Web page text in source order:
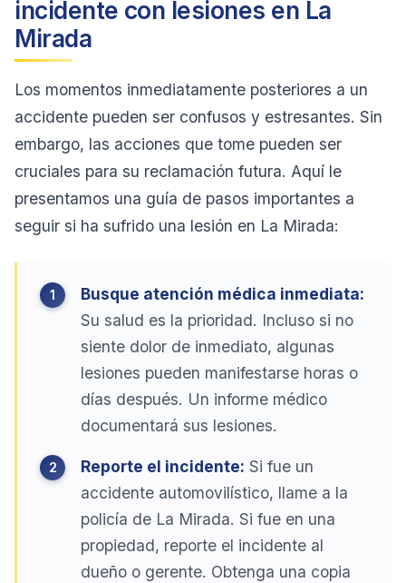
incidente con lesiones en La
Mirada
Los momentos inmediatamente posteriores a un
accidente pueden ser confusos y estresantes. Sin
embargo, las acciones que tome pueden ser
cruciales para su reclamación futura. Aquí le
presentamos una guía de pasos importantes a
seguir si ha sufrido una lesión en La Mirada:
Busque atención médica inmediata:
Su salud es la prioridad. Incluso si no
siente dolor de inmediato, algunas
lesiones pueden manifestarse horas o
días después. Un informe médico
documentará sus lesiones.
Reporte el incidente: Si fue un
accidente automovilístico, llame a la
policía de La Mirada. Si fue en una
propiedad, reporte el incidente al
dueño o gerente. Obtenga una copia